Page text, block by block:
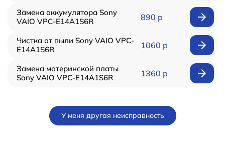
Замена аккумулятора Sony
VAIO VPC-E14A1S6R
890 р
Чистка от пыли Sony VAIO VPC-
E14A1S6R
1060 р
Замена материнской платы
Sony VAIO VPC-E14A1S6R
1360 р
У меня другая неисправность